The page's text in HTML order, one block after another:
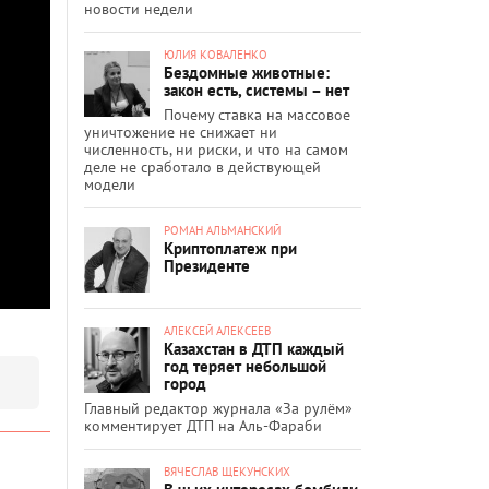
новости недели
ЮЛИЯ КОВАЛЕНКО
Бездомные животные:
закон есть, системы – нет
Почему ставка на массовое
уничтожение не снижает ни
численность, ни риски, и что на самом
деле не сработало в действующей
модели
РОМАН АЛЬМАНСКИЙ
Криптоплатеж при
Президенте
АЛЕКСЕЙ АЛЕКСЕЕВ
Казахстан в ДТП каждый
год теряет небольшой
город
Главный редактор журнала «За рулём»
комментирует ДТП на Аль-Фараби
ВЯЧЕСЛАВ ЩЕКУНСКИХ